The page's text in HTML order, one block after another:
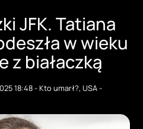
JFK. Tatiana
w wieku
z białaczką
18:48-Kto umarł?,USA-